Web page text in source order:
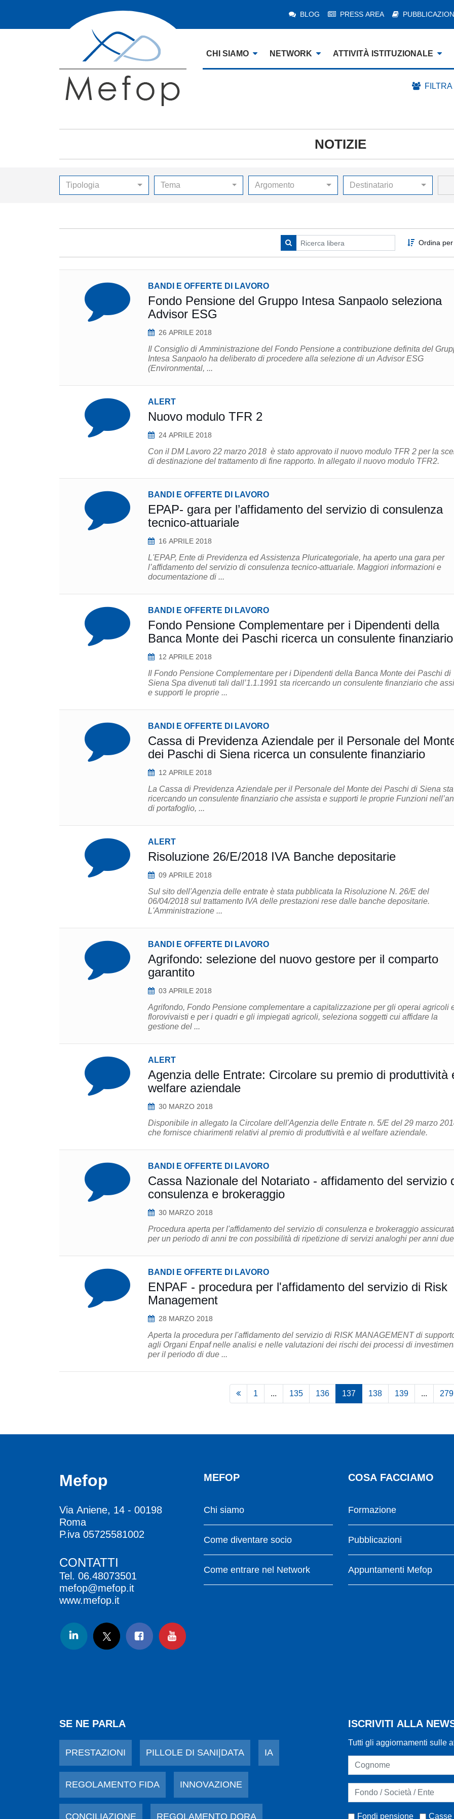
BLOG PRESS AREA
CHI SIAMO NETWORK ATTIVITÀ ISTITUZIONALE
NOTIZIE
Tipologia Tema Argomento Destinatario
Ordina
BANDI E OFFERTE DI LAVORO
Fondo Pensione del Gruppo Intesa Sanpaolo seleziona
Advisor ESG
26 APRILE 2018
Il Consiglio di Amministrazione del Fondo Pensione a contribuzione definita del
Intesa Sanpaolo ha deliberato di procedere alla selezione di un Advisor ESG
(Environmental, ...
ALERT
Nuovo modulo TFR 2
24 APRILE 2018
Con il DM Lavoro 22 marzo 2018 è stato approvato il nuovo modulo TFR 2 per la
di destinazione del trattamento di fine rapporto. In allegato il nuovo modulo TFR2.
BANDI E OFFERTE DI LAVORO
EPAP- gara per l’affidamento del servizio di consulenza
tecnico-attuariale
16 APRILE 2018
L'EPAP, Ente di Previdenza ed Assistenza Pluricategoriale, ha aperto una gara per
l’affidamento del servizio di consulenza tecnico-attuariale. Maggiori informazioni e
documentazione di ...
BANDI E OFFERTE DI LAVORO
Fondo Pensione Complementare per i Dipendenti della
Banca Monte dei Paschi ricerca un consulente finanziario
12 APRILE 2018
Il Fondo Pensione Complementare per i Dipendenti della Banca Monte dei Paschi di
Siena Spa divenuti tali dall’1.1.1991 sta ricercando un consulente finanziario che
e supporti le proprie ...
BANDI E OFFERTE DI LAVORO
Cassa di Previdenza Aziendale per il Personale del
dei Paschi di Siena ricerca un consulente finanziario
12 APRILE 2018
La Cassa di Previdenza Aziendale per il Personale del Monte dei Paschi di Siena sta
ricercando un consulente finanziario che assista e supporti le proprie Funzioni
di portafoglio, ...
ALERT
Risoluzione 26/E/2018 IVA Banche depositarie
09 APRILE 2018
Sul sito dell'Agenzia delle entrate è stata pubblicata la Risoluzione N. 26/E del
06/04/2018 sul trattamento IVA delle prestazioni rese dalle banche depositarie.
L'Amministrazione ...
BANDI E OFFERTE DI LAVORO
Agrifondo: selezione del nuovo gestore per il comparto
garantito
03 APRILE 2018
Agrifondo, Fondo Pensione complementare a capitalizzazione per gli operai agricoli
florovivaisti e per i quadri e gli impiegati agricoli, seleziona soggetti cui affidare la
gestione del ...
ALERT
Agenzia delle Entrate: Circolare su premio di produttività
welfare aziendale
30 MARZO 2018
Disponibile in allegato la Circolare dell'Agenzia delle Entrate n. 5/E del 29 marzo
BANDI E OFFERTE DI LAVORO
Cassa Nazionale del Notariato - affidamento del servizio
consulenza e brokeraggio
30 MARZO 2018
Procedura aperta per l'affidamento del servizio di consulenza e brokeraggio
per un periodo di anni tre con possibilità di ripetizione di servizi analoghi per anni
BANDI E OFFERTE DI LAVORO
ENPAF - procedura per l'affidamento del servizio di Risk
Management
28 MARZO 2018
Aperta la procedura per l'affidamento del servizio di RISK MANAGEMENT di
agli Organi Enpaf nelle analisi e nelle valutazioni dei rischi dei processi di
per il periodo di due ...
1 ... 135 136 137 138 139 ... 279
Mefop
Via Aniene, 14 - 00198
Roma
P.iva 05725581002
CONTATTI
Tel. 06.48073501
mefop@mefop.it
www.mefop.it
MEFOP
Chi siamo
Come diventare socio
Come entrare nel Network
COSA FACCIAMO
Formazione
Pubblicazioni
Appuntamenti Mefop
SE NE PARLA
PRESTAZIONI PILLOLE DI SANI|DATA IA
REGOLAMENTO FIDA INNOVAZIONE
CONCILIAZIONE REGOLAMENTO DORA
ISCRIVITI ALLA
Tutti gli aggiornamenti sulle
Fondi pensione Casse